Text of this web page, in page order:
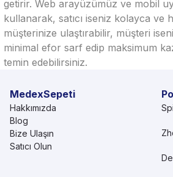
getirir. Web arayüzümüz ve mobil
kullanarak, satıcı iseniz kolayca ve
müşterinize ulaştırabilir, müşteri
minimal efor sarf edip maksimum
temin edebilirsiniz.
MedexSepeti
Hakkımızda
Blog
Bize Ulaşın
Satıcı Olun